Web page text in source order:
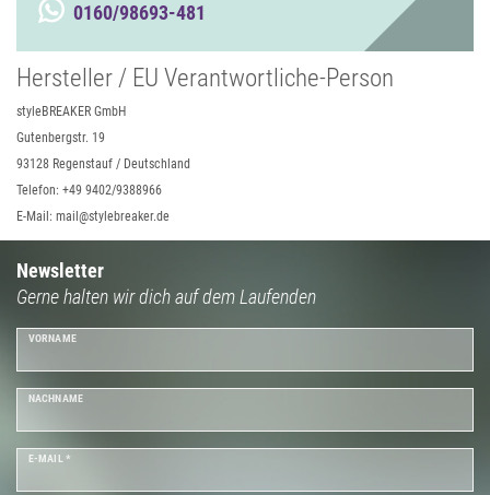
0160/98693-481
Hersteller / EU Verantwortliche-Person
styleBREAKER GmbH
Gutenbergstr. 19
93128 Regenstauf / Deutschland
Telefon: +49 9402/9388966
E-Mail: mail@stylebreaker.de
Newsletter
Gerne halten wir dich auf dem Laufenden
VORNAME
NACHNAME
E-MAIL *